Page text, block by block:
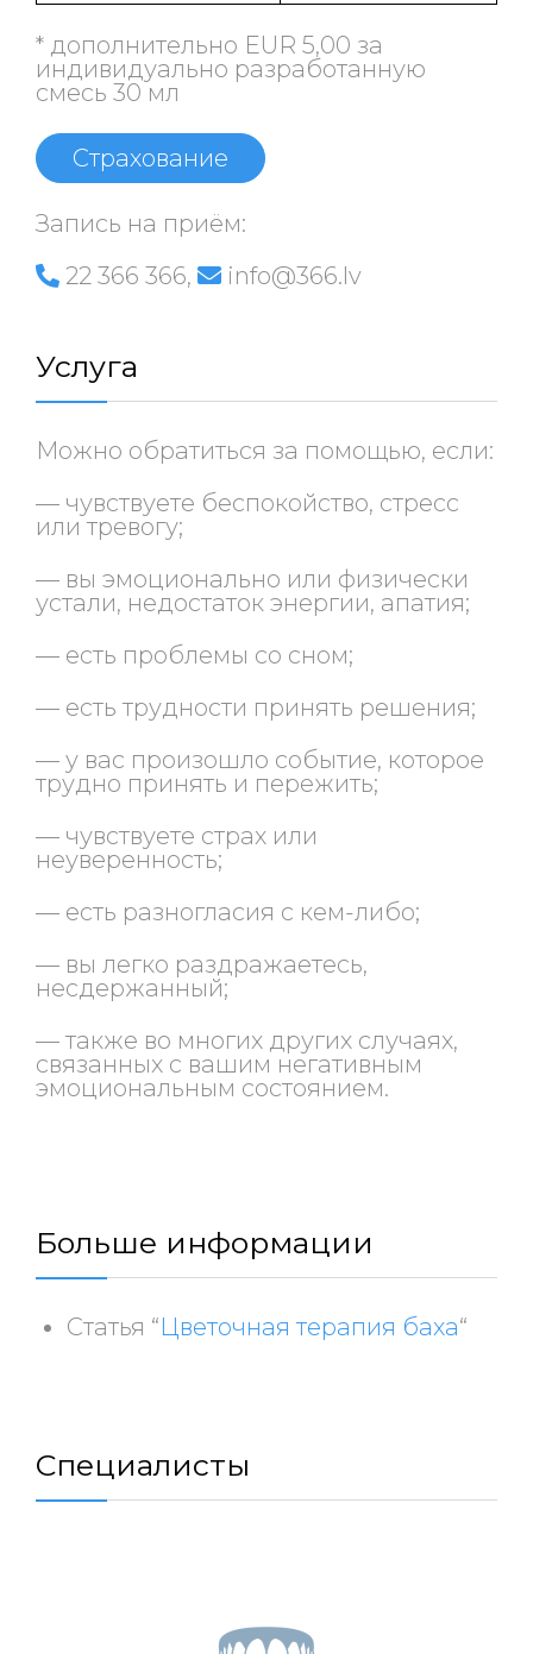
* дополнительно EUR 5,00 за
индивидуально pазработанную
смесь 30 мл
Страхование
Запись на приём:
22 366 366, info@366.lv
Услуга
Можно обратиться за помощью, если:
— чувствуете беспокойство, стресс
или тревогу;
— вы эмоционально или физически
устали, недостаток энергии, апатия;
— есть проблемы со сном;
— есть трудности принять решения;
— у вас произошло событие, которое
трудно принять и пережить;
— чувствуете страх или
неуверенность;
— есть разногласия с кем-либо;
— вы легко раздражаетесь,
несдержанный;
— также во многих других случаях,
связанных с вашим негативным
эмоциональным состоянием.
Больше информации
Статья “Цветочная терапия баха“
Специалисты